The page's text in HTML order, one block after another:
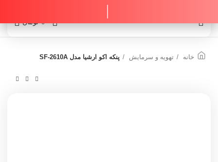
تومان 0
خانه تهویه و سرمایش پنکه اکو ارشیا مدل SF-2610A